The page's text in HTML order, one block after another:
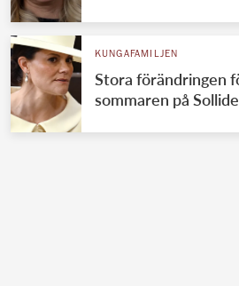
KUNGAFAMILJEN
Stora förändringen
sommaren på